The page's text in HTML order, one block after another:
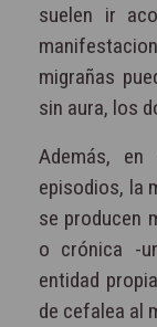
suelen ir
migrañas
sin aura, los
Además,
episodios, la
se producen
o crónica -
entidad
de cefalea al